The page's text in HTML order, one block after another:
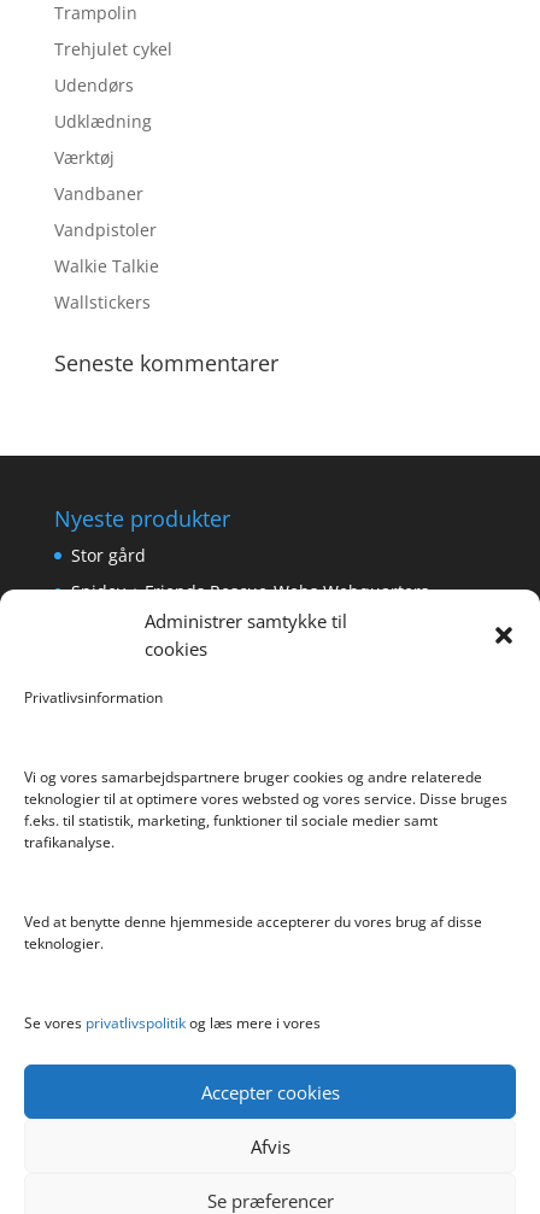
Administrer samtykke til
cookies
Privatlivsinformation
Vi og vores samarbejdspartnere bruger cookies og andre relaterede
teknologier til at optimere vores websted og vores service. Disse bruges
f.eks. til statistik, marketing, funktioner til sociale medier samt
trafikanalyse.
Ved at benytte denne hjemmeside accepterer du vores brug af disse
teknologier.
Se vores privatlivspolitikog læs mere i vores
Accepter cookies
Afvis
Se præferencer
Trampolin
Trehjulet cykel
Udendørs
Udklædning
Værktøj
Vandbaner
Vandpistoler
Walkie Talkie
Wallstickers
Seneste kommentarer
Nyeste produkter
Stor gård
Spidey + Friends Rescue-Webs Webquarters
Forlængerkabel til håndkontrol 2×2 m.
Hyggeligt fehjem med gyldent enhjørning
Info
Kontakt
Privatlivspolitik